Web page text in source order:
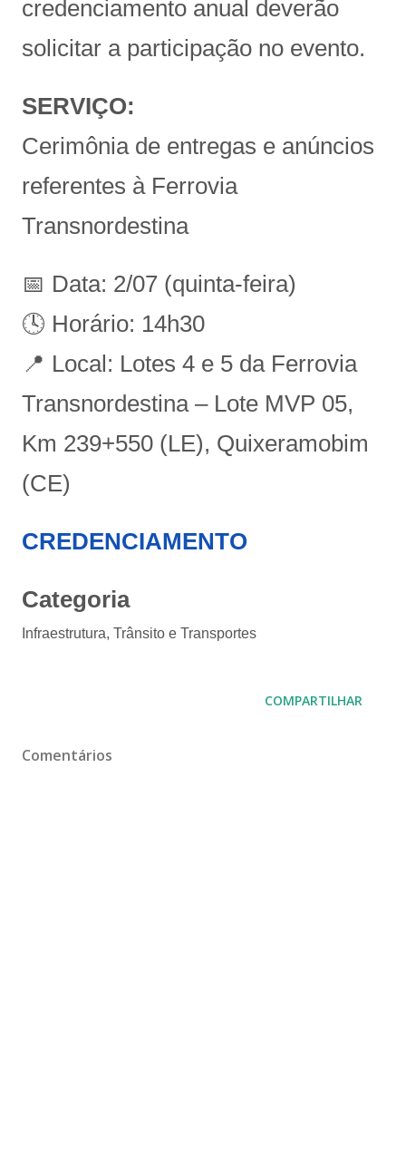
credenciamento anual deverão
solicitar a participação no evento.
SERVIÇO:
Cerimônia de entregas e anúncios
referentes à Ferrovia
Transnordestina
📅 Data: 2/07 (quinta-feira)
🕓 Horário: 14h30
📍 Local: Lotes 4 e 5 da Ferrovia
Transnordestina – Lote MVP 05,
Km 239+550 (LE), Quixeramobim
(CE)
CREDENCIAMENTO
Categoria
Infraestrutura, Trânsito e Transportes
COMPARTILHAR
Comentários